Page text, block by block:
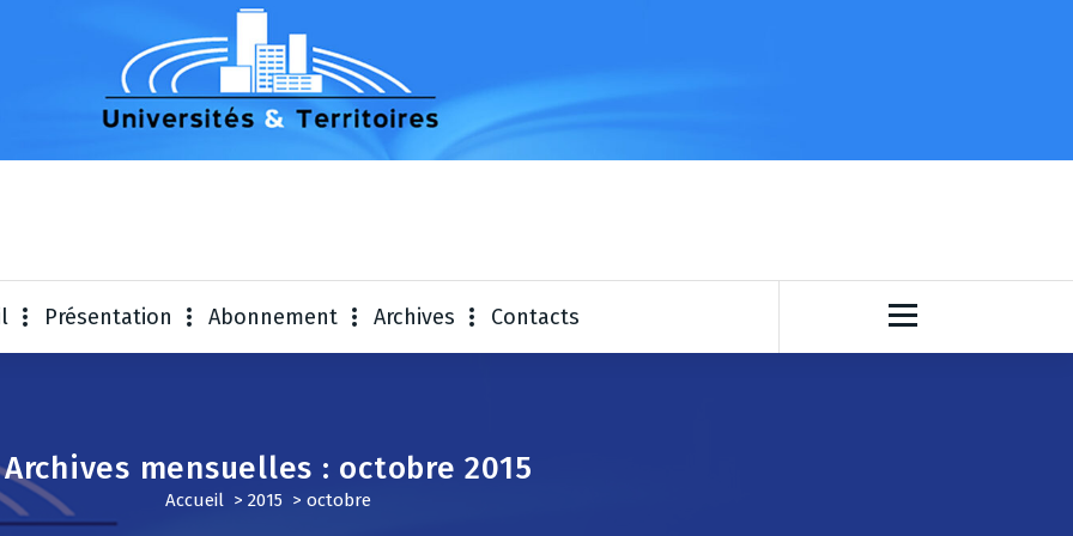
Présentation Abonnement Archives Contacts
Archives mensuelles : octobre 2015
Accueil > 2015 > octobre